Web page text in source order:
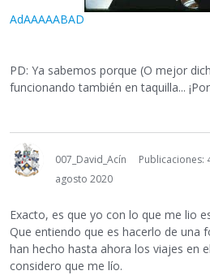
AdAAAAABAD
PD: Ya sabemos porque (O mejor
funcionando también en taquilla...
007_David_Acín
Publicaciones:
agosto 2020
Exacto, es que yo con lo que me lio
Que entiendo que es hacerlo de una
han hecho hasta ahora los viajes en
considero que me lío.